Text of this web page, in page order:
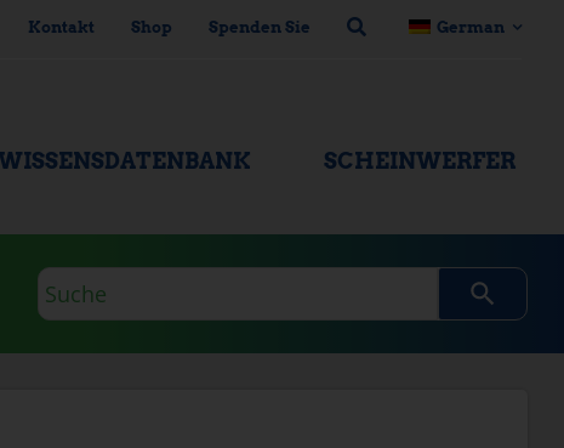
Kontakt Shop Spenden Sie German
SCHEINWERFER
Suchanfrage